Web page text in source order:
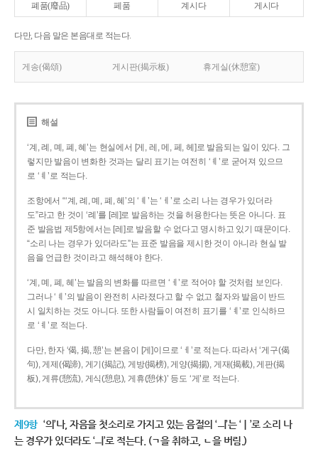
폐품(廢品) 페품 계시다 게시다
다만, 다음 말은 본음대로 적는다.
게송(偈頌) 게시판(揭示板) 휴게실(休憩室)
해설
‘계, 례, 몌, 폐, 혜’는 현실에서 [게, 레, 메, 페, 헤]로 발음되는 일이 있다. 그
렇지만 발음이 변화한 것과는 달리 표기는 여전히 ‘ㅖ’로 굳어져 있으므
로 ‘ㅖ’로 적는다.
조항에서 “‘계, 례, 몌, 폐, 혜’의 ‘ㅖ’는 ‘ㅔ’로 소리 나는 경우가 있더라
도”라고 한 것이 ‘례’를 [레]로 발음하는 것을 허용한다는 뜻은 아니다. 표
준 발음법 제5항에서는 [레]로 발음할 수 없다고 명시하고 있기 때문이다.
“소리 나는 경우가 있더라도”는 표준 발음을 제시한 것이 아니라 현실 발
음을 언급한 것이라고 해석해야 한다.
‘계, 몌, 폐, 혜’는 발음의 변화를 따르면 ‘ㅔ’로 적어야 할 것처럼 보인다.
그러나 ‘ㅖ’의 발음이 완전히 사라졌다고 할 수 없고 철자와 발음이 반드
시 일치하는 것도 아니다. 또한 사람들이 여전히 표기를 ‘ㅖ’로 인식하므
로 ‘ㅖ’로 적는다.
다만, 한자 ‘偈, 揭, 憩’는 본음이 [게]이므로 ‘ㅔ’로 적는다. 따라서 ‘게구(偈
句), 게제(偈諦), 게기(揭記), 게방(揭榜), 게양(揭揚), 게재(揭載), 게판(揭
板), 게류(憩流), 게식(憩息), 게휴(憩休)’ 등도 ‘게’로 적는다.
제9항 ‘의’나, 자음을 첫소리로 가지고 있는 음절의 ‘ㅢ’는 ‘ㅣ’로 소리 나
는 경우가 있더라도 ‘ㅢ’로 적는다. (ㄱ을 취하고, ㄴ을 버림.)